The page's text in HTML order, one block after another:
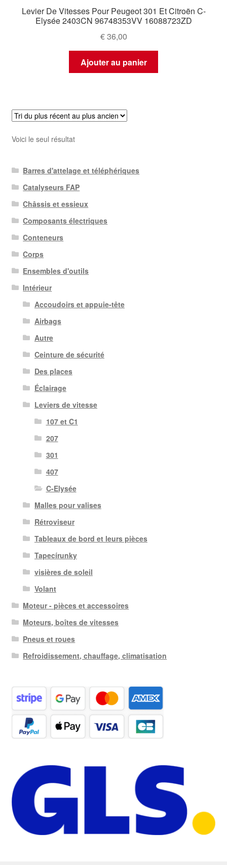
Levier De Vitesses Pour Peugeot 301 Et Citroën C-
Elysée 2403CN 96748353VV 16088723ZD
€36,00
Ajouter au panier
Voici le seul résultat
Barres d'attelage et téléphériques
Catalyseurs FAP
Châssis et essieux
Composants électriques
Conteneurs
Corps
Ensembles d'outils
Intérieur
Accoudoirs et appuie-tête
Airbags
Autre
Ceinture de sécurité
Des places
Éclairage
Leviers de vitesse
107 et C1
207
301
407
C-Elysée
Malles pour valises
Rétroviseur
Tableaux de bord et leurs pièces
Tapecírunky
visières de soleil
Volant
Moteur - pièces et accessoires
Moteurs, boîtes de vitesses
Pneus et roues
Refroidissement, chauffage, climatisation